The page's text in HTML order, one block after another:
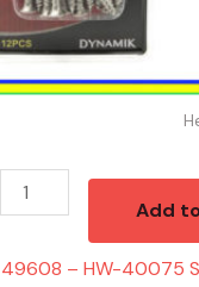
40mm
quantity
Add
49608 – HW-40075